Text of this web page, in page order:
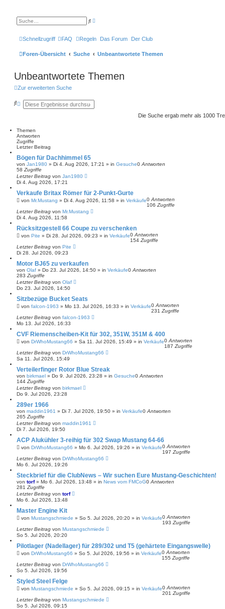
S
h
e i
e
S
u
Schnellzugriff FAQ Regeln Das Forum Der Club
Foren-Übersicht Suche Unbeantwortete Themen
Unbeantwortete Themen
Zur erweiterten Suche
S E
t
e
r
t
e
S
u
c
h
Die Suche ergab mehr als 1000
Themen
Antworten
Zugriffe
Letzter Beitrag
Bögen für Dachhimmel 65
von Jan1980 » Di 4. Aug 2026, 17:21 » in Gesuche0 Antworten
58 Zugriffe
Letzter Beitrag von Jan1980
Di 4. Aug 2026, 17:21
Verkaufe Britax Römer für 2-Punkt-Gurte
von Mr.Mustang » Di 4. Aug 2026, 11:58 » in Verkäufe0 Antworten
106 Zugriffe
Letzter Beitrag von Mr.Mustang
Di 4. Aug 2026, 11:58
Rücksitzgestell 66 Coupe zu verschenken
von Pite » Di 28. Jul 2026, 09:23 » in Verkäufe0 Antworten
154 Zugriffe
Letzter Beitrag von Pite
Di 28. Jul 2026, 09:23
Motor BJ65 zu verkaufen
von Olaf » Do 23. Jul 2026, 14:50 » in Verkäufe0 Antworten
283 Zugriffe
Letzter Beitrag von Olaf
Do 23. Jul 2026, 14:50
Sitzbezüge Bucket Seats
von falcon-1963 » Mo 13. Jul 2026, 16:33 » in Verkäufe0 Antworten
231 Zugriffe
Letzter Beitrag von falcon-1963
Mo 13. Jul 2026, 16:33
CVF Riemenscheiben-Kit für 302, 351W, 351M & 400
von DrWhoMustang66 » Sa 11. Jul 2026, 15:49 » in Verkäufe0 Antworten
187 Zugriffe
Letzter Beitrag von DrWhoMustang66
Sa 11. Jul 2026, 15:49
Verteilerfinger Rotor Blue Streak
von birkmael » Do 9. Jul 2026, 23:28 » in Gesuche0 Antworten
144 Zugriffe
Letzter Beitrag von birkmael
Do 9. Jul 2026, 23:28
289er 1966
von maddin1961 » Di 7. Jul 2026, 19:50 » in Verkäufe0 Antworten
265 Zugriffe
Letzter Beitrag von maddin1961
Di 7. Jul 2026, 19:50
ACP Alukühler 3-reihig für 302 Swap Mustang 64-66
von DrWhoMustang66 » Mo 6. Jul 2026, 19:26 » in Verkäufe0 Antworten
197 Zugriffe
Letzter Beitrag von DrWhoMustang66
Mo 6. Jul 2026, 19:26
Steckbrief für die ClubNews – Wir suchen Eure Mustang-Geschichten!
von torf» Mo 6. Jul 2026, 13:48 » in News vom FMCoG0 Antworten
281 Zugriffe
Letzter Beitrag von torf
Mo 6. Jul 2026, 13:48
Master Engine Kit
von Mustangschmiede » So 5. Jul 2026, 20:20 » in Verkäufe0 Antworten
193 Zugriffe
Letzter Beitrag von Mustangschmiede
So 5. Jul 2026, 20:20
Pilotlager (Nadellager) für 289/302 und T5 (gehärtete Eingangswelle)
von DrWhoMustang66 » So 5. Jul 2026, 19:56 » in Verkäufe0 Antworten
155 Zugriffe
Letzter Beitrag von DrWhoMustang66
So 5. Jul 2026, 19:56
Styled Steel Felge
von Mustangschmiede » So 5. Jul 2026, 09:15 » in Verkäufe0 Antworten
201 Zugriffe
Letzter Beitrag von Mustangschmiede
So 5. Jul 2026, 09:15